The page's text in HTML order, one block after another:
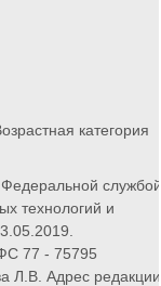
категория
Федеральной службой
технологий и
77 - 75795
Л.В. Адрес